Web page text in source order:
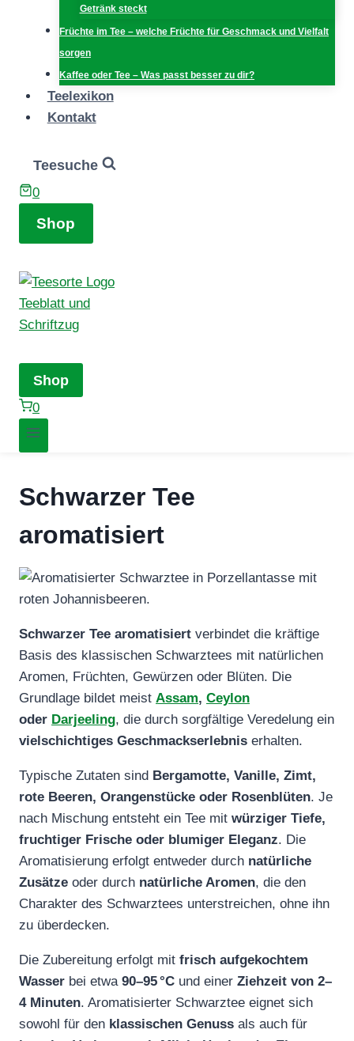
Getränk steckt
Früchte im Tee – welche Früchte für Geschmack und Vielfalt
sorgen
Kaffee oder Tee – Was passt besser zu dir?
Teelexikon
Kontakt
Teesuche
0
Shop
Shop
0
Schwarzer Tee
aromatisiert
Schwarzer Tee aromatisiert verbindet die kräftige
Basis des klassischen Schwarztees mit natürlichen
Aromen, Früchten, Gewürzen oder Blüten. Die
Grundlage bildet meist Assam, Ceylon
oder Darjeeling, die durch sorgfältige Veredelung ein
vielschichtiges Geschmackserlebnis erhalten.
Typische Zutaten sind Bergamotte, Vanille, Zimt,
rote Beeren, Orangenstücke oder Rosenblüten. Je
nach Mischung entsteht ein Tee mit würziger Tiefe,
fruchtiger Frische oder blumiger Eleganz. Die
Aromatisierung erfolgt entweder durch natürliche
Zusätze oder durch natürliche Aromen, die den
Charakter des Schwarztees unterstreichen, ohne ihn
zu überdecken.
Die Zubereitung erfolgt mit frisch aufgekochtem
Wasser bei etwa 90–95 °C und einer Ziehzeit von 2–
4 Minuten. Aromatisierter Schwarztee eignet sich
sowohl für den klassischen Genuss als auch für